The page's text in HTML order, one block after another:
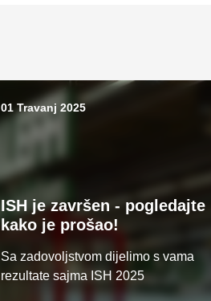
01 Travanj 2025
ISH je završen - pogledajte
kako je prošao!
Sa zadovoljstvom dijelimo s vama
rezultate sajma ISH 2025